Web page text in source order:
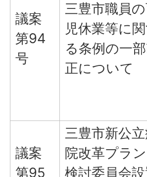
議案
第94
号
三豊市職員
児休業等に
る条例の一
正について
議案
第95
三豊市新公
院改革プラン
検討委員会